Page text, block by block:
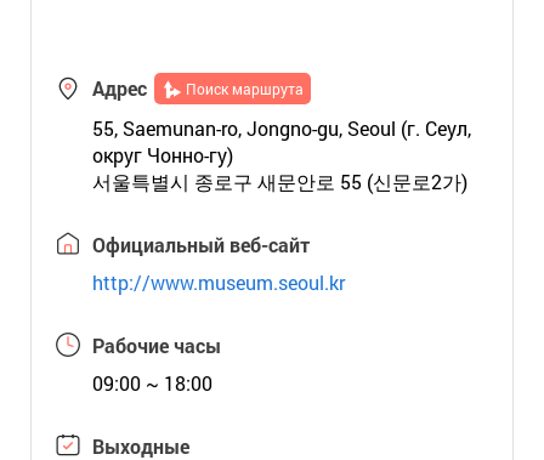
Адрес Поиск маршрута
55, Saemunan-ro, Jongno-gu, Seoul (г. Сеул,
округ Чонно-гу)
서울특별시 종로구 새문안로 55 (신문로2가)
Официальный веб-сайт
http://www.museum.seoul.kr
Рабочие часы
09:00 ~ 18:00
Выходные